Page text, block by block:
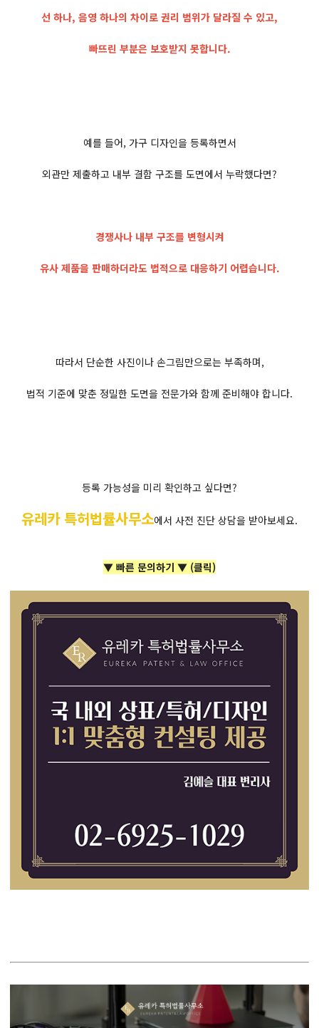
선 하나, 음영 하나의 차이로 권리 범위가 달라질 수 있고,
빠뜨린 부분은 보호받지 못합니다.
예를 들어, 가구 디자인을 등록하면서
외관만 제출하고 내부 결함 구조를 도면에서 누락했다면?
경쟁사나 내부 구조를 변형시켜
유사 제품을 판매하더라도 법적으로 대응하기 어렵습니다.
따라서 단순한 사진이나 손그림만으로는 부족하며,
법적 기준에 맞춘 정밀한 도면을 전문가와 함께 준비해야 합니다.
등록 가능성을 미리 확인하고 싶다면?
유레카 특허법률사무소에서 사전 진단 상담을 받아보세요.
▼ 빠른 문의하기 ▼ (클릭)